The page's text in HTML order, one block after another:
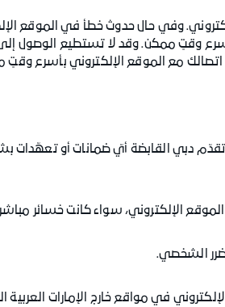
وفي حال حدوث خطأ في الموقع
وقتٍ ممكن. وقد لا تستطيع الوصول
اتصالك مع الموقع الإلكتروني بأسرع
تقدّم دبي القابضة أيّ ضمانات أو تعهّدات
في مواقع خارج الإمارات العربية